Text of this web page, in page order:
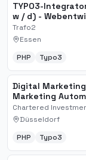
TYPO3-
w / d) -
Trafo2
Essen
PHP Typo3
Digital Marketing
Marketing
Chartered
Düsseldorf
PHP Typo3